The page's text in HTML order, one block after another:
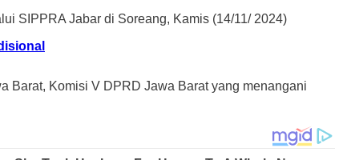
SIPPRA Jabar di Soreang, Kamis (14/11/ 2024)
Barat, Komisi V DPRD Jawa Barat yang menangani